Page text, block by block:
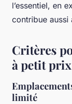
l’essentiel, en
contribue aussi
Critères
à petit
limité